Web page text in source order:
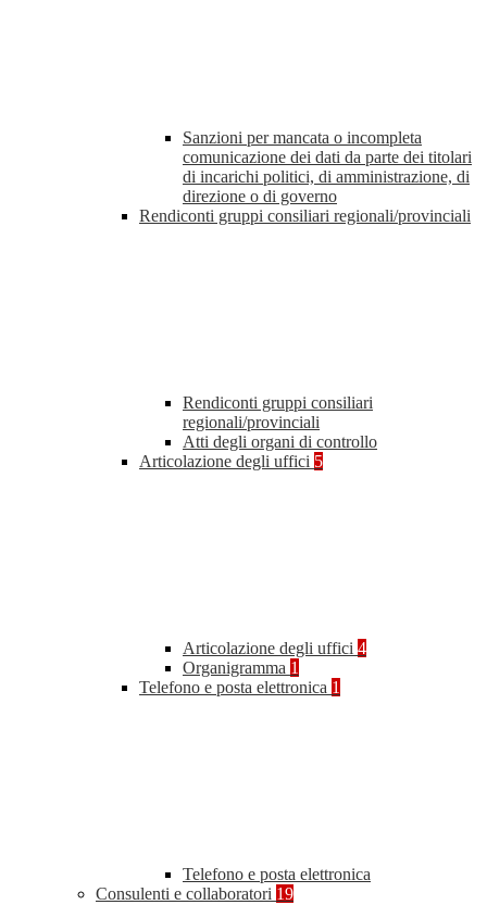
Sanzioni per mancata o incompleta
comunicazione dei dati da parte dei titolari
di incarichi politici, di amministrazione, di
direzione o di governo
Rendiconti gruppi consiliari regionali/provinciali
Rendiconti gruppi consiliari
regionali/provinciali
Atti degli organi di controllo
Articolazione degli uffici 5
Articolazione degli uffici 4
Organigramma 1
Telefono e posta elettronica 1
Telefono e posta elettronica
Consulenti e collaboratori 19